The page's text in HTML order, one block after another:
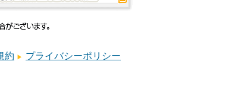
約 プライバシーポリシー